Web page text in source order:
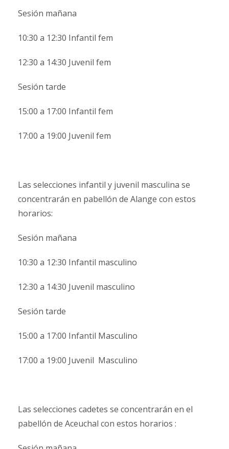
Sesión mañana
10:30 a 12:30 Infantil fem
12:30 a 14:30 Juvenil fem
Sesión tarde
15:00 a 17:00 Infantil fem
17:00 a 19:00 Juvenil fem
Las selecciones infantil y juvenil masculina se
concentrarán en pabellón de Alange con estos
horarios:
Sesión mañana
10:30 a 12:30 Infantil masculino
12:30 a 14:30 Juvenil masculino
Sesión tarde
15:00 a 17:00 Infantil Masculino
17:00 a 19:00 Juvenil Masculino
Las selecciones cadetes se concentrarán en el
pabellón de Aceuchal con estos horarios :